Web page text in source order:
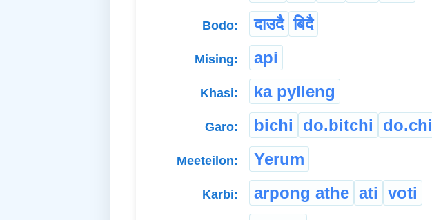
Bodo: दाउदै बिदै
Mising: api
Khasi: ka pylleng
Garo: bichi do.bitchi do.chi
Meeteilon: Yerum
Karbi: arpong athe ati voti